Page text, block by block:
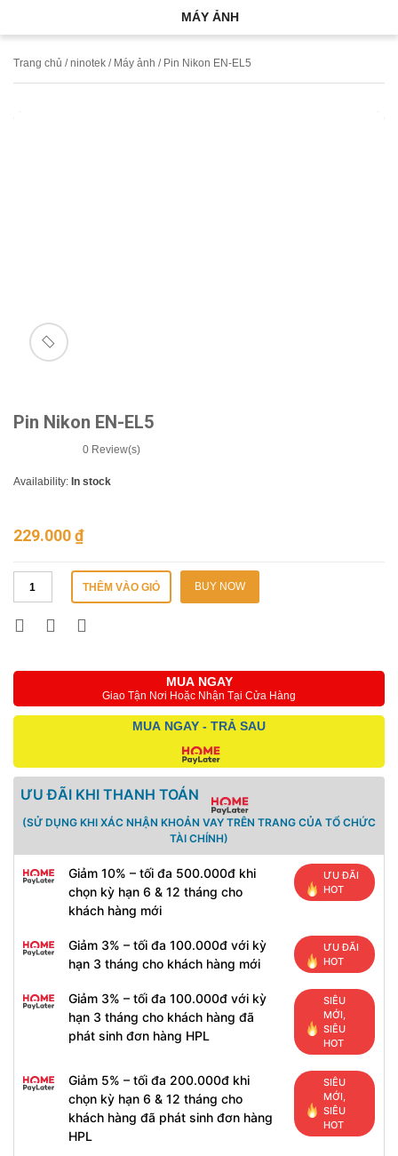
MÁY ẢNH
Trang chủ /ninotek / Máy ảnh / Pin Nikon EN-EL5
🔍
Pin Nikon EN-EL5
0 Review(s)
Availability: In stock
229.000₫
THÊM VÀO GIỎ BUY NOW
MUA NGAY
Giao Tận Nơi Hoặc Nhận Tại Cửa Hàng
MUA NGAY - TRẢ SAU
ƯU ĐÃI KHI THANH TOÁN
(SỬ DỤNG KHI XÁC NHẬN KHOẢN VAY TRÊN TRANG CỦA TỔ CHỨC
TÀI CHÍNH)
Giảm 10% – tối đa 500.000đ khi
chọn kỳ hạn 6 & 12 tháng cho
khách hàng mới
ƯU ĐÃI
HOT
Giảm 3% – tối đa 100.000đ với kỳ
hạn 3 tháng cho khách hàng mới
ƯU ĐÃI
HOT
Giảm 3% – tối đa 100.000đ với kỳ
hạn 3 tháng cho khách hàng đã
phát sinh đơn hàng HPL
SIÊU
MỚI,
SIÊU
HOT
Giảm 5% – tối đa 200.000đ khi
chọn kỳ hạn 6 & 12 tháng cho
khách hàng đã phát sinh đơn hàng
HPL
SIÊU
MỚI,
SIÊU
HOT